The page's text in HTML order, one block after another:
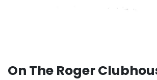
On The Roger